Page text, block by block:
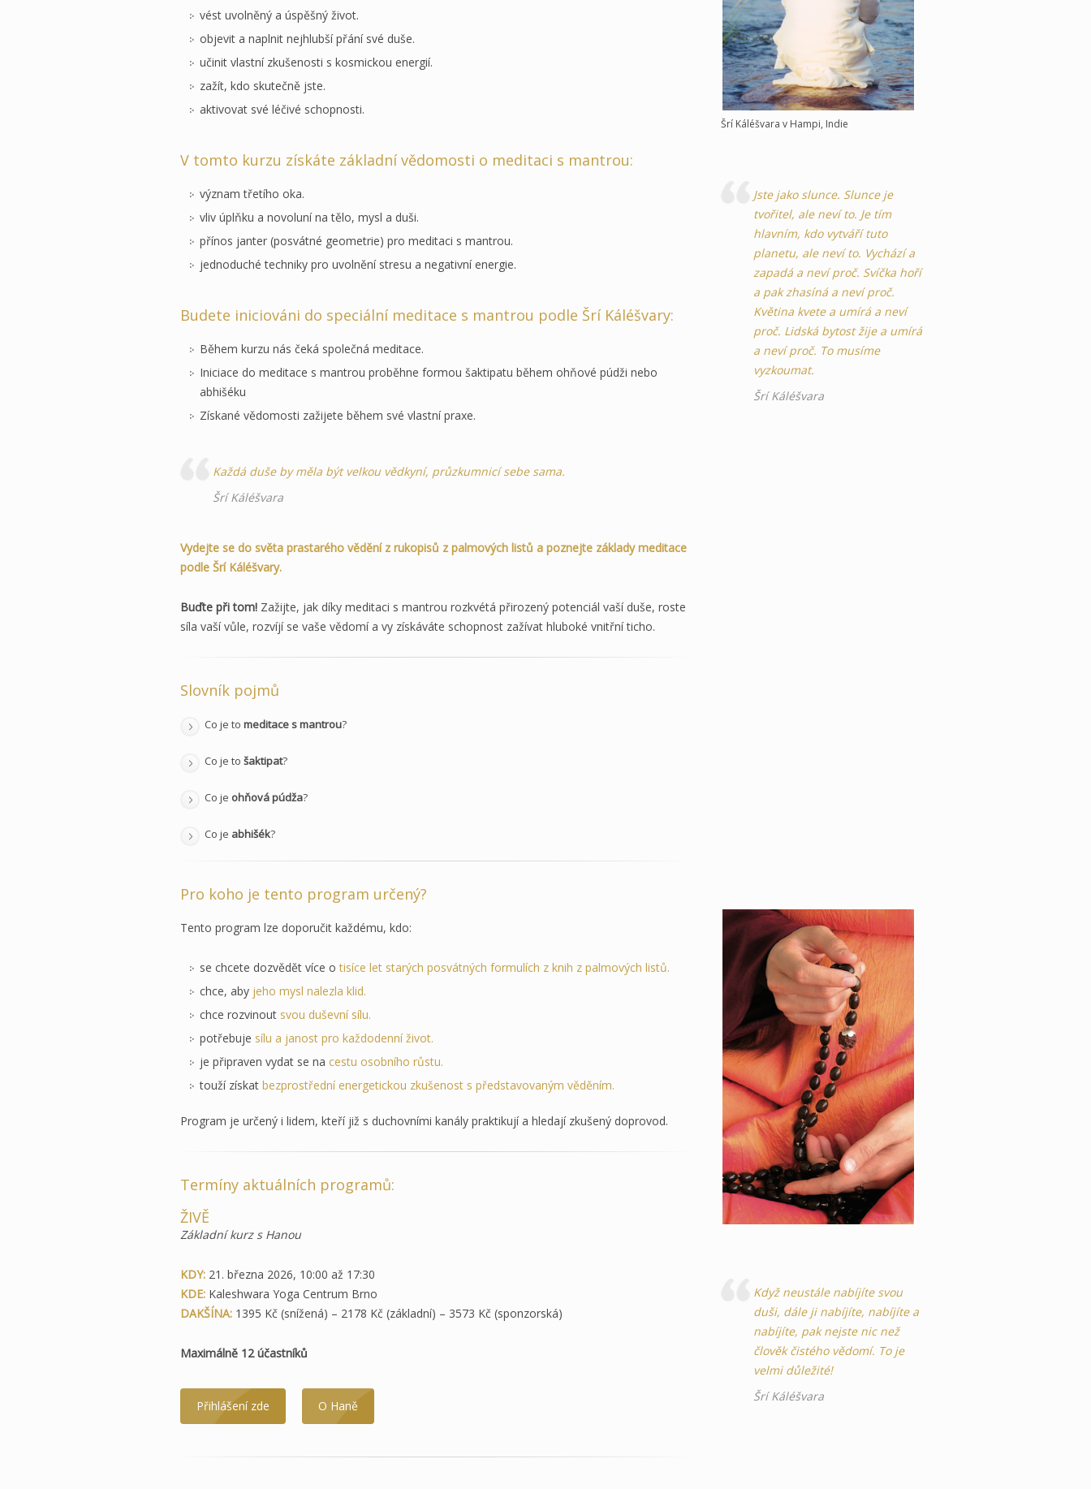
vést uvolněný a úspěšný život.
objevit a naplnit nejhlubší přání své duše.
učinit vlastní zkušenosti s kosmickou energií.
zažít, kdo skutečně jste.
aktivovat své léčivé schopnosti.
V tomto kurzu získáte základní vědomosti o meditaci s mantrou:
význam třetího oka.
vliv úplňku a novoluní na tělo, mysl a duši.
přínos janter (posvátné geometrie) pro meditaci s mantrou.
jednoduché techniky pro uvolnění stresu a negativní energie.
Budete iniciováni do speciální meditace s mantrou podle Šrí Káléšvary:
Během kurzu nás čeká společná meditace.
Iniciace do meditace s mantrou proběhne formou šaktipatu během ohňové púdži nebo
abhišéku
Získané vědomosti zažijete během své vlastní praxe.
Každá duše by měla být velkou vědkyní, průzkumnicí sebe sama.
Šrí Káléšvara
Vydejte se do světa prastarého vědění z rukopisů z palmových listů a poznejte základy meditace
podle Šrí Káléšvary.
Buďte při tom! Zažijte, jak díky meditaci s mantrou rozkvétá přirozený potenciál vaší duše, roste
síla vaší vůle, rozvíjí se vaše vědomí a vy získáváte schopnost zažívat hluboké vnitřní ticho.
Slovník pojmů
Co je to meditace s mantrou?
Co je to šaktipat?
Co je ohňová púdža?
Co je abhišék?
Pro koho je tento program určený?
Tento program lze doporučit každému, kdo:
se chcete dozvědět více otisíce let starých posvátných formulích z knih z palmových listů.
chce, aby jeho mysl nalezla klid.
chce rozvinout svou duševní sílu.
potřebuje sílu a janost pro každodenní život.
je připraven vydat se na cestu osobního růstu.
touží získat bezprostřední energetickou zkušenost s představovaným věděním.
Program je určený i lidem, kteří již s duchovními kanály praktikují a hledají zkušený doprovod.
Termíny aktuálních programů:
ŽIVĚ
Základní kurz s Hanou
KDY: 21. března 2026, 10:00 až 17:30
KDE: Kaleshwara Yoga Centrum Brno
DAKŠÍNA: 1395 Kč (snížená) – 2178 Kč (základní) – 3573 Kč (sponzorská)
Maximálně 12 účastníků
Přihlášení zde O Haně
Šrí Káléšvara v Hampi, Indie
Jste jako slunce. Slunce je
tvořitel, ale neví to. Je tím
hlavním, kdo vytváří tuto
planetu, ale neví to. Vychází a
zapadá a neví proč. Svíčka hoří
a pak zhasíná a neví proč.
Květina kvete a umírá a neví
proč. Lidská bytost žije a umírá
a neví proč. To musíme
vyzkoumat.
Šrí Káléšvara
Když neustále nabíjíte svou
duši, dále ji nabíjíte, nabíjíte a
nabíjíte, pak nejste nic než
člověk čistého vědomí. To je
velmi důležité!
Šrí Káléšvara